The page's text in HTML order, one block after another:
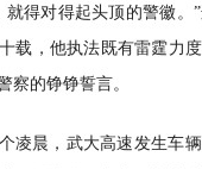
就得对得起头顶的警徽。
载，他执法既有雷霆力
察的铮铮誓言。
凌晨，武大高速发生车